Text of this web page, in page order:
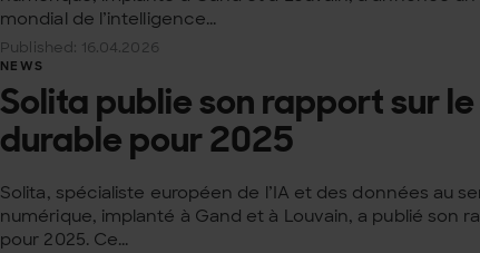
mondial de l’intelligence...
Published: 16.04.2026
NEWS
Solita publie son rapport sur
durable pour 2025
Solita, spécialiste européen de l’IA et des données au
numérique, implanté à Gand et à Louvain, a publié son
pour 2025. Ce...